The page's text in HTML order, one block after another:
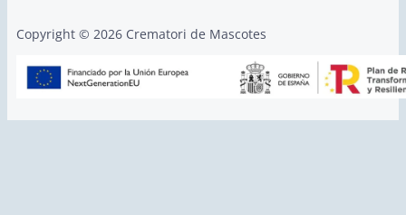
Copyright © 2026 Crematori de Mascotes